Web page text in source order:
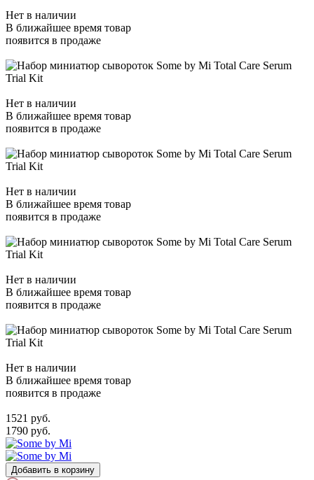
Нет в наличии
В ближайшее время товар
появится в продаже
Нет в наличии
В ближайшее время товар
появится в продаже
Нет в наличии
В ближайшее время товар
появится в продаже
Нет в наличии
В ближайшее время товар
появится в продаже
Нет в наличии
В ближайшее время товар
появится в продаже
1521 руб.
1790 руб.
Добавить в корзину